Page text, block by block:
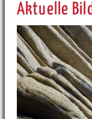
Aktuelle